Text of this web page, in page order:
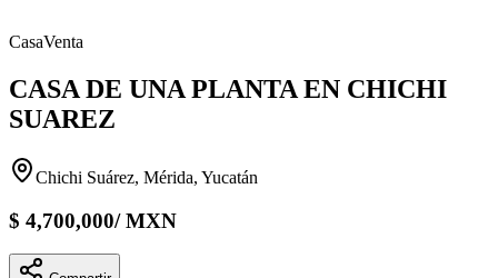
CasaVenta
CASA DE UNA PLANTA EN CHICHI
SUAREZ
Chichi Suárez, Mérida, Yucatán
$ 4,700,000/MXN